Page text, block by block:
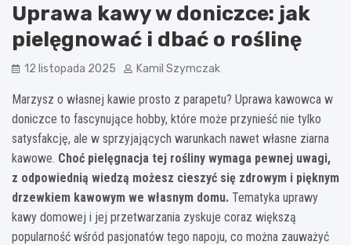
Uprawa kawy w doniczce: jak
pielęgnować i dbać o roślinę
12 listopada 2025 Kamil Szymczak
Marzysz o własnej kawie prosto z parapetu? Uprawa kawowca w
doniczce to fascynujące hobby, które może przynieść nie tylko
satysfakcję, ale w sprzyjających warunkach nawet własne ziarna
kawowe. Choć pielęgnacja tej rośliny wymaga pewnej uwagi,
z odpowiednią wiedzą możesz cieszyć się zdrowym i pięknym
drzewkiem kawowym we własnym domu. Tematyka uprawy
kawy domowej i jej przetwarzania zyskuje coraz większą
popularność wśród pasjonatów tego napoju, co można zauważyć